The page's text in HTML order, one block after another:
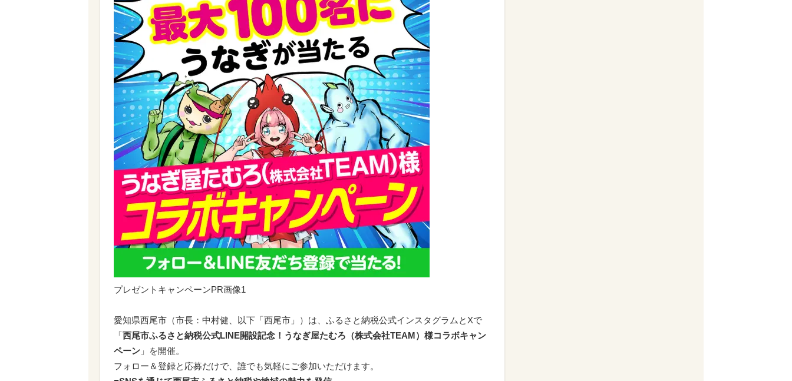
プレゼントキャンペーンPR画像1
愛知県西尾市（市長：中村健、以下「西尾市」）は、ふるさと納税公式インスタグラムとXで
「西尾市ふるさと納税公式LINE開設記念！うなぎ屋たむろ（株式会社TEAM）様コラボキャン
ペーン 」を開催。
フォロー＆登録と応募だけで、誰でも気軽にご参加いただけます。